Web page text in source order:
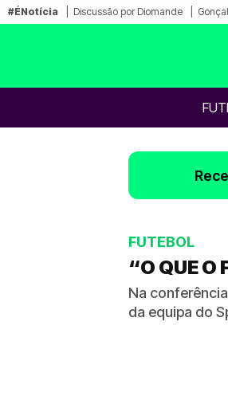
#ÉNotícia Discussão por Diomande
FUTEBOL
“O QUE O
Na
da equipa do